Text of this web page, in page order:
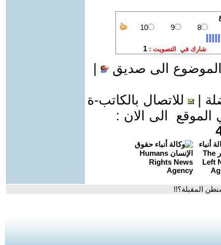
الى صديق
للاتصال بالكاتب-ة
الى الان :
المقبلة؟!!